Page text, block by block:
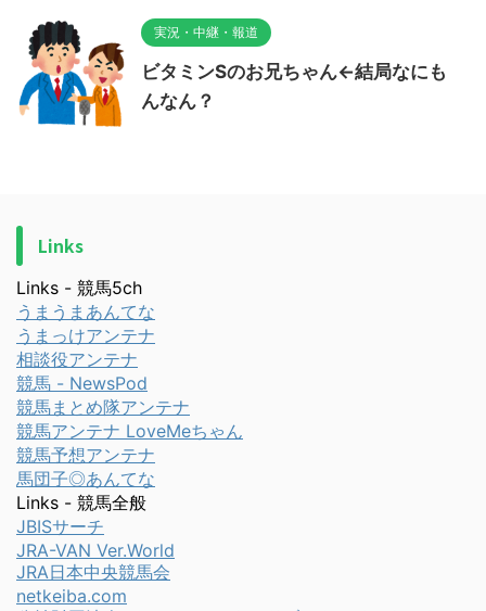
実況・中継・報道
ビタミンSのお兄ちゃん←結局なにも
んなん？
Links
Links - 競馬5ch
うまうまあんてな
うまっけアンテナ
相談役アンテナ
競馬 - NewsPod
競馬まとめ隊アンテナ
競馬アンテナ LoveMeちゃん
競馬予想アンテナ
馬団子◎あんてな
Links - 競馬全般
JBISサーチ
JRA-VAN Ver.World
JRA日本中央競馬会
netkeiba.com